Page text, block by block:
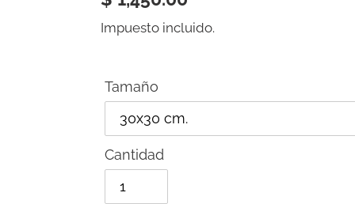
habitual
Impuesto incluido.
Tamaño
Cantidad